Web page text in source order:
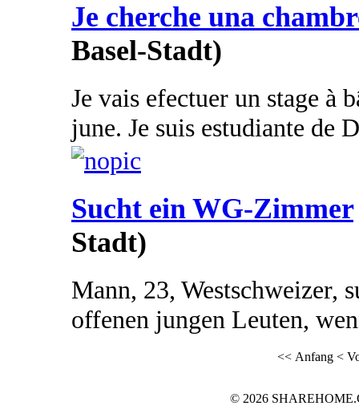
Je cherche una
Basel-Stadt)
Je vais efectuer un stage à
june. Je suis estudiante de
Sucht ein WG-Zimmer
Stadt)
Mann, 23, Westschweizer,
offenen jungen Leuten,
<< Anfang <
© 2026